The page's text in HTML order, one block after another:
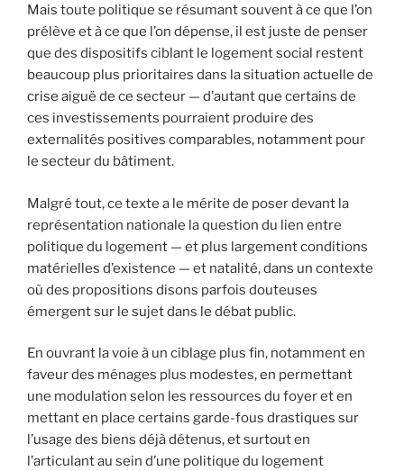
Mais toute politique se résumant souvent à ce que l’on
prélève et à ce que l’on dépense, il est juste de penser
que des dispositifs ciblant le logement social restent
beaucoup plus prioritaires dans la situation actuelle de
crise aiguë de ce secteur — d’autant que certains de
ces investissements pourraient produire des
externalités positives comparables, notamment pour
le secteur du bâtiment.
Malgré tout, ce texte a le mérite de poser devant la
représentation nationale la question du lien entre
politique du logement — et plus largement conditions
matérielles d’existence — et natalité, dans un contexte
où des propositions disons parfois douteuses
émergent sur le sujet dans le débat public.
En ouvrant la voie à un ciblage plus fin, notamment en
faveur des ménages plus modestes, en permettant
une modulation selon les ressources du foyer et en
mettant en place certains garde-fous drastiques sur
l’usage des biens déjà détenus, et surtout en
l’articulant au sein d’une politique du logement